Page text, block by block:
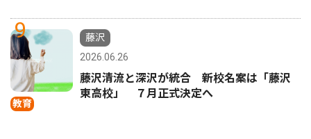
9
教育
藤沢
2026.06.26
藤沢清流と深沢が統合 新校名案は「藤沢
東高校」 ７月正式決定へ